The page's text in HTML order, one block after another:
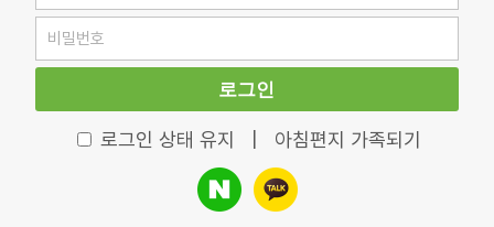
로그인
로그인 상태 유지 아침편지 가족되기